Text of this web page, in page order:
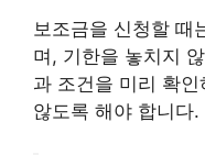
보조금을 신청할 때
며, 기한을 놓치지
과 조건을 미리 확
않도록 해야 합니다.